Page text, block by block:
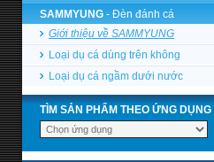
SAMMYUNG - Đèn đánh cá
Giới thiệu về SAMMYUNG
Loại dụ cá dùng trên không
Loại dụ cá ngầm dưới nước
TÌM SẢN PHẨM THEO ỨNG DỤNG